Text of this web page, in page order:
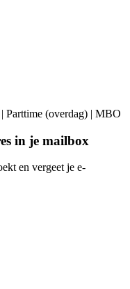
Parttime (overdag) | MBO
in je mailbox
en vergeet je e-